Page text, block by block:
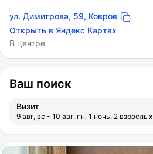
ул. Димитрова, 59, Ковров
Открыть в Яндекс Картах
В центре
Ваш поиск
Визит
9 авг, вс - 10 авг, пн, 1 ночь, 2 взрослых